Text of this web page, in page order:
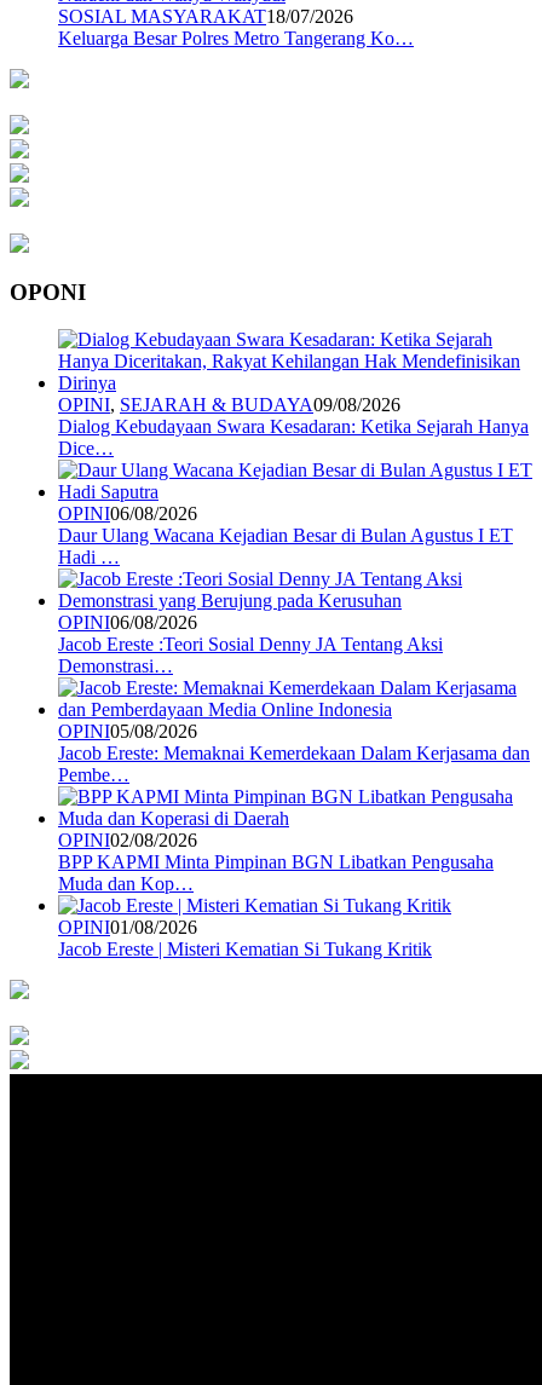
SOSIAL MASYARAKAT18/07/2026
Keluarga Besar Polres Metro Tangerang Ko…
OPONI
OPINI, SEJARAH & BUDAYA09/08/2026
Dialog Kebudayaan Swara Kesadaran: Ketika Sejarah Hanya
Dice…
OPINI06/08/2026
Daur Ulang Wacana Kejadian Besar di Bulan Agustus I ET
Hadi …
OPINI06/08/2026
Jacob Ereste :Teori Sosial Denny JA Tentang Aksi
Demonstrasi…
OPINI05/08/2026
Jacob Ereste: Memaknai Kemerdekaan Dalam Kerjasama dan
Pembe…
OPINI02/08/2026
BPP KAPMI Minta Pimpinan BGN Libatkan Pengusaha
Muda dan Kop…
OPINI01/08/2026
Jacob Ereste | Misteri Kematian Si Tukang Kritik